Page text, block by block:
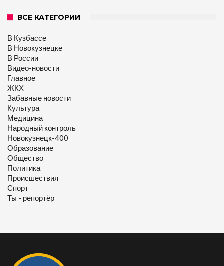
ВСЕ КАТЕГОРИИ
В Кузбассе
В Новокузнецке
В России
Видео-новости
Главное
ЖКХ
Забавные новости
Культура
Медицина
Народный контроль
Новокузнецк-400
Образование
Общество
Политика
Происшествия
Спорт
Ты - репортёр